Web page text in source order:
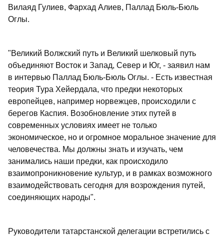
Вилаяд Гулиев, Фархад Алиев, Паллад Бюль-Бюль
Оглы.
"Великий Волжский путь и Великий шелковый путь
объединяют Восток и Запад, Север и Юг, - заявил нам
в интервью Паллад Бюль-Бюль Оглы. - Есть известная
теория Тура Хейердала, что предки некоторых
европейцев, например норвежцев, происходили с
берегов Каспия. Возобновление этих путей в
современных условиях имеет не только
экономическое, но и огромное моральное значение для
человечества. Мы должны знать и изучать, чем
занимались наши предки, как происходило
взаимопроникновение культур, и в рамках возможного
взаимодействовать сегодня для возрождения путей,
соединяющих народы".
Руководители татарстанской делегации встретились с